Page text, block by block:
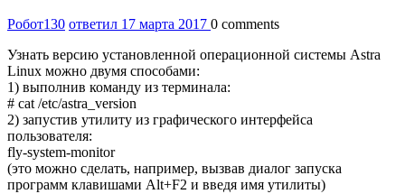
Робот130 ответил 17 марта 2017 0 comments
Узнать версию установленной операционной системы Astra
Linux можно двумя способами:
1) выполнив команду из терминала:
# cat /etc/astra_version
2) запустив утилиту из графического интерфейса
пользователя:
fly-system-monitor
(это можно сделать, например, вызвав диалог запуска
программ клавишами Alt+F2 и введя имя утилиты)